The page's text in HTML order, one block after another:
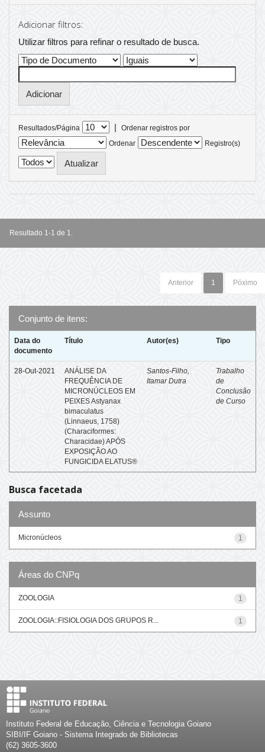
Adicionar filtros:
Utilizar filtros para refinar o resultado de busca.
Resultados/Página |
Ordenar registros por
Ordenar
Registro(s)
Resultado 1-1 de 1.
Anterior 1 Póximo
Conjunto de itens:
Data do
documento
Título Autor(es) Tipo
28-Out-2021
ANÁLISE DA
FREQUÊNCIA DE
MICRONÚCLEOS EM
PEIXES Astyanax
bimaculatus
(Linnaeus, 1758)
(Characiformes:
Characidae) APÓS
EXPOSIÇÃO AO
FUNGICIDA ELATUS®
Santos-Filho,
Itamar Dutra
Trabalho
de
Conclusão
de Curso
Busca facetada
Assunto
1
Micronúcleos
Áreas do CNPq
1
ZOOLOGIA
1
ZOOLOGIA::FISIOLOGIA DOS GRUPOS R...
Instituto Federal de Educação, Ciência e Tecnologia Goiano
SIBI/IF Goiano - Sistema Integrado de Bibliotecas
(62) 3605-3600